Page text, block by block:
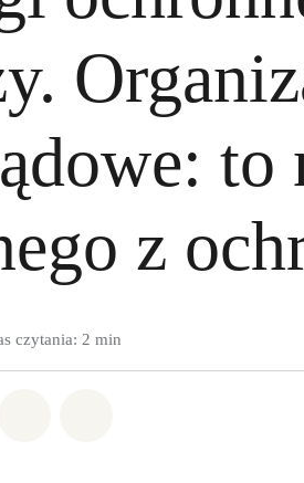
to
z
czytania: 2 min